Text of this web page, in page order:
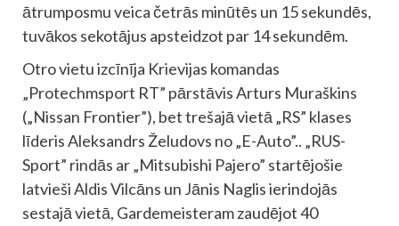
ātrumposmu veica četrās minūtēs un 15 sekundēs,
tuvākos sekotājus apsteidzot par 14 sekundēm.
Otro vietu izcīnīja Krievijas komandas
„Protechmsport RT” pārstāvis Arturs Muraškins
(„Nissan Frontier”), bet trešajā vietā „RS” klases
līderis Aleksandrs Želudovs no „E-Auto”.. „RUS-
Sport” rindās ar „Mitsubishi Pajero” startējošie
latvieši Aldis Vilcāns un Jānis Naglis ierindojās
sestajā vietā, Gardemeisteram zaudējot 40